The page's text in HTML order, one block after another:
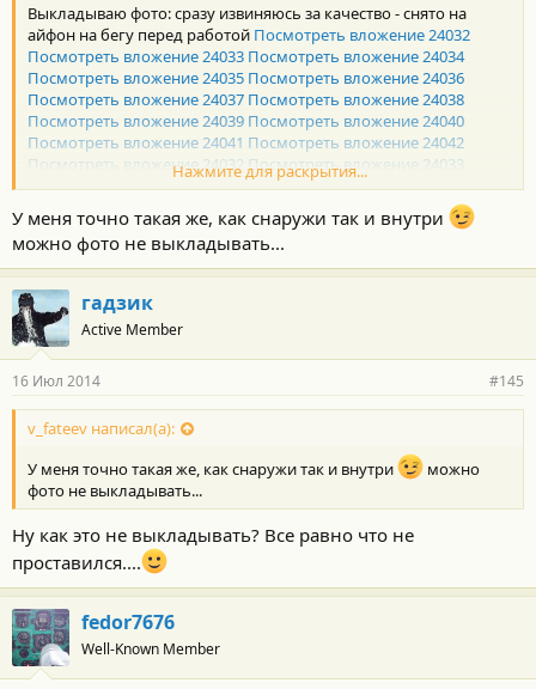
Выкладываю фото: сразу извиняюсь за качество - снято на
айфон на бегу перед работой Посмотреть вложение 24032
Посмотреть вложение 24033 Посмотреть вложение 24034
Посмотреть вложение 24035 Посмотреть вложение 24036
Посмотреть вложение 24037 Посмотреть вложение 24038
Посмотреть вложение 24039 Посмотреть вложение 24040
Посмотреть вложение 24041 Посмотреть вложение 24042
Посмотреть вложение 24032 Посмотреть вложение 24033
Посмотреть вложение 24034Посмотреть вложение 24035
Посмотреть вложение 24037
Посмотреть вложение 24038 Посмотреть вложение 24039
Посмотреть вложение 24040Посмотреть вложение 24041
Посмотреть вложение 24042Посмотреть вложение 24043
Посмотреть вложение 24044
Посмотреть вложение 24046
Посмотреть вложение 24048
Посмотреть вложение 24050
Нажмите для раскрытия...
У меня точно такая же, как снаружи так и внутри
можно фото не выкладывать...
гадзик
Active Member
16 Июл 2014 #145
v_fateev написал(а):
У меня точно такая же, как снаружи так и внутри
можно
фото не выкладывать...
Ну как это не выкладывать? Все равно что не
проставился....
fedor7676
Well-Known Member